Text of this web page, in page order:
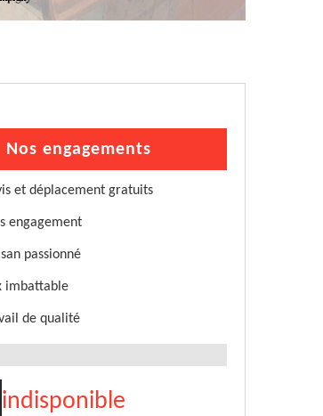
Nos engagements
et déplacement gratuits
engagement
passionné
imbattable
de qualité
indisponible